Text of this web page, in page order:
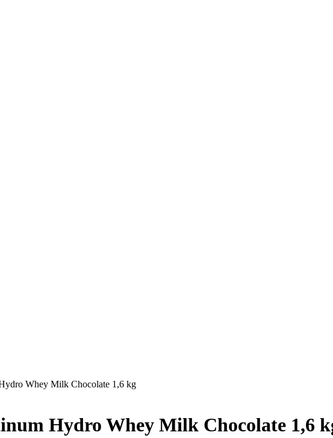
Whey Milk Chocolate 1,6 kg
Hydro Whey Milk Chocolate 1,6